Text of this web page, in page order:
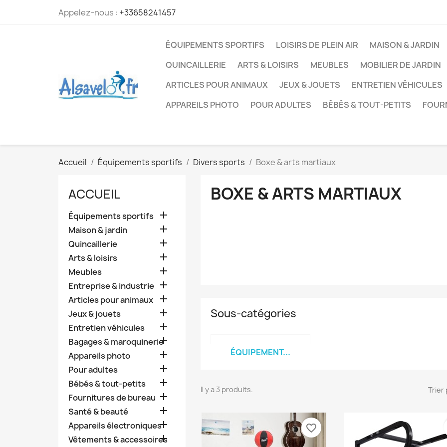
Appelez-nous : +33658241457
ÉQUIPEMENTS SPORTIFS LOISIRS DE PLEIN AIR MAISON & JARDIN
QUINCAILLERIE
ARTS & LOISIRS MEUBLES MOBILIER DE JARDIN
ARTICLES POUR ANIMAUX
JEUX & JOUETS ENTRETIEN VÉHICULES
APPAREILS PHOTO
POUR ADULTES BÉBÉS & TOUT-PETITS
Accueil Équipements sportifs Divers sports Boxe & arts martiaux
ACCUEIL
Équipements sportifs 
Maison & jardin 
Quincaillerie 
Arts & loisirs 
Meubles 
Entreprise & industrie 
Articles pour animaux 
Jeux & jouets 
Entretien véhicules 
Bagages & maroquinerie

Appareils photo 
Pour adultes 
Bébés & tout-petits 
Fournitures de bureau 
Santé & beauté 
Appareils électroniques
Vêtements & accessoires

BOXE & ARTS MARTIAUX
Sous-catégories
ÉQUIPEMENT...
Il y a 3 produits. Trier
favorite_border